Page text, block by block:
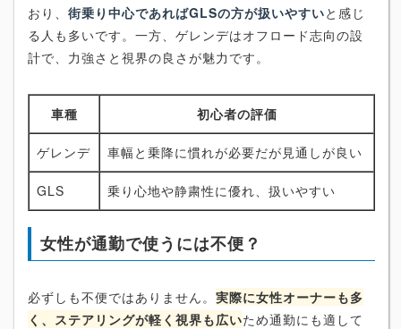
おり、 街乗り中心であればGLSの方が扱いやすいと感じ
る人も多いです。一方、ゲレンデはオフロード志向の設
計で、力強さと視界の良さが魅力です。
車種 初心者の評価
ゲレンデ 車幅と乗降に慣れが必要だが見通しが良い
GLS 乗り心地や静粛性に優れ、扱いやすい
女性が通勤で使うには不便？
必ずしも不便ではありません。 実際に女性オーナーも多
く、ステアリングが軽く視界も広いため通勤にも適して